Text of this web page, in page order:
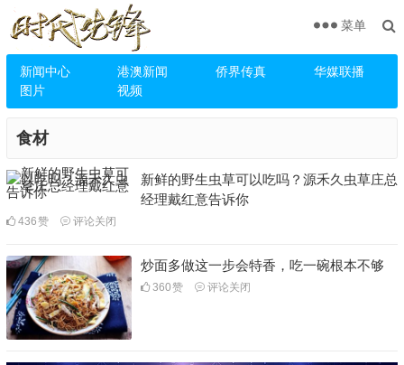
新闻中心 港澳新闻 侨界传真
华媒联播
图片
视频
菜单
食材
新鲜的野生虫草可以吃吗？源禾久虫草庄总
经理戴红意告诉你
436赞 评论关闭
炒面多做这一步会特香，吃一碗根本不够
360赞 评论关闭